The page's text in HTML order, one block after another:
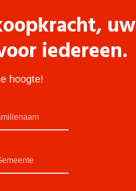
uw
iedereen.
hoogte!